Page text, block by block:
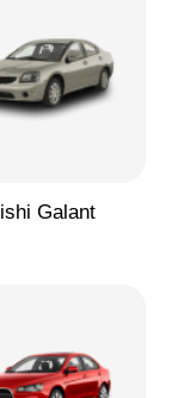
Galant